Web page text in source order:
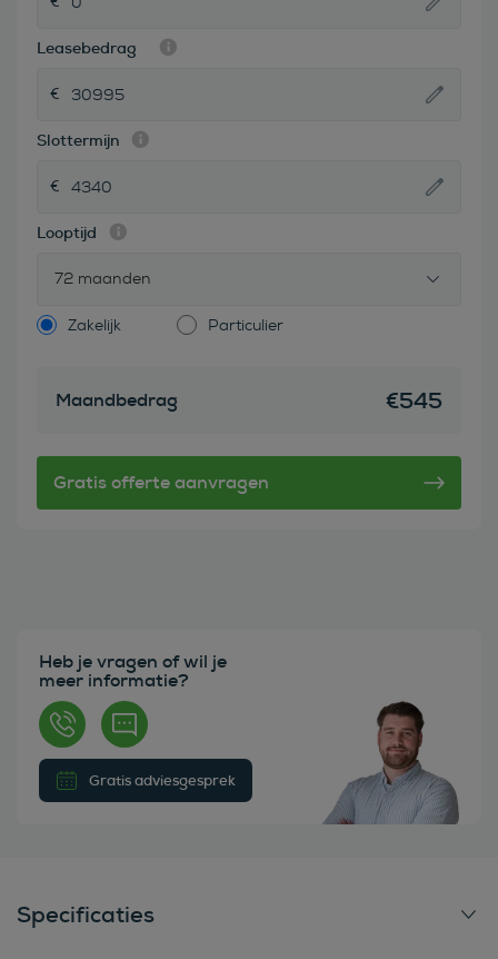
Leasebedrag
Slottermijn
Looptijd
72 maanden
Zakelijk Particulier
Maandbedrag €545
Heb je vragen of wil je
meer informatie?
Gratis adviesgesprek
Specificaties